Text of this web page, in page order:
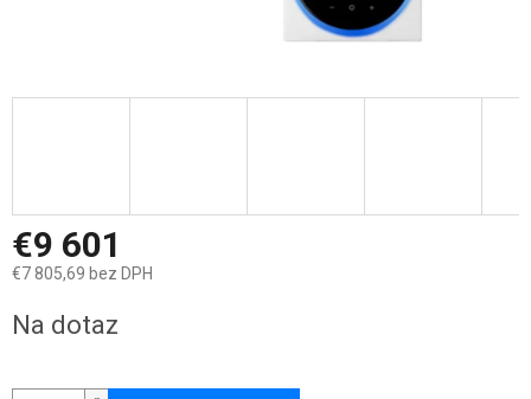
€9 601
€7 805,69 bez DPH
cena:
Na dotaz